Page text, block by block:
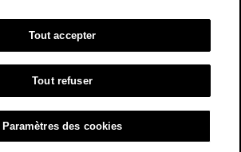
conformément à l'homologation de
énergétique selon la nouvelle méthode
à l'annexe 4.1 de l'OEEE et valable dès
trouverez des informations sur
les voitures de tourisme sur le site de
OFEN.
Paramètres des cookies
Tout refuser
Tout accepter